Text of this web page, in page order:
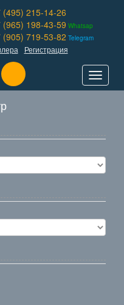
(495) 215-14-26
(965) 198-43-59 Whatsap
(905) 719-53-82 Telegram
Регистрация
Toggle